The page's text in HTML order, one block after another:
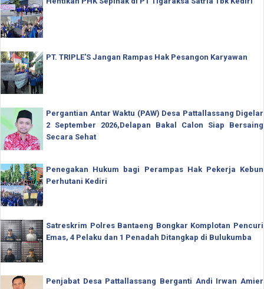
PT. TRIPLE'S Jangan Rampas Hak Pesangon Karyawan
Pergantian Antar Waktu (PAW) Desa Pattallassang Digelar
2 September 2026,Delapan Bakal Calon Siap Bersaing
Secara Sehat
Penegakan Hukum bagi Perampas Hak Pekerja Kebun
Perhutani Kediri
Satreskrim Polres Bantaeng Bongkar Komplotan Pencuri
Emas, 4 Pelaku dan 1 Penadah Ditangkap di Bulukumba
Penjabat Desa Pattallassang Berganti Andi Irwan Amier